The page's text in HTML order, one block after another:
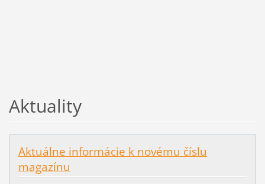
Aktuality
Aktuálne informácie k novému číslu
magazínu